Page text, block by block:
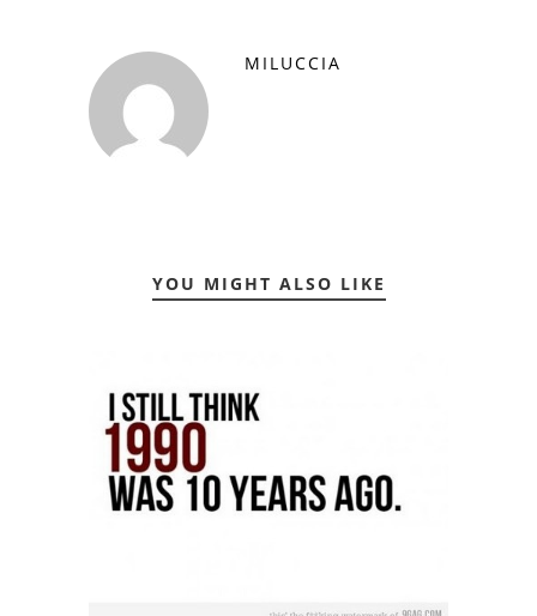
MILUCCIA
YOU MIGHT ALSO LIKE